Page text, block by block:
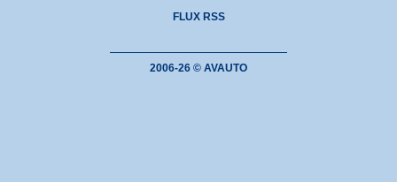
FLUX RSS
2006-26 © AVAUTO